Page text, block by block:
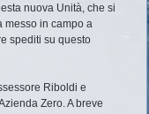
nuova Unità, che si
messo in campo a
spediti su questo
Riboldi e
Zero. A breve